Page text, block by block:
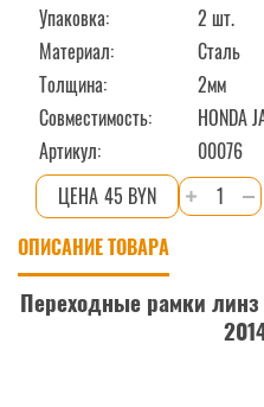
Упаковка:
2 шт.
Материал:
Сталь
Толщина:
2мм
Совместимость:
HONDA
Артикул:
00076
45 BYN
Количество
товара
линз
HONDA
ОПИСАНИЕ ТОВАРА
Переходные рамки линз